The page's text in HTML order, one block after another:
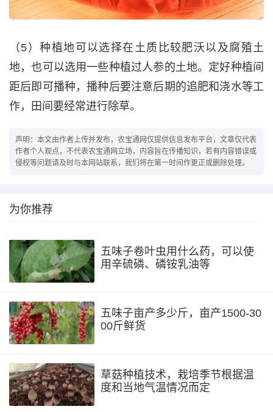
（5）种植地可以选择在土质比较肥沃以及腐殖土
地，也可以选用一些种植过人参的土地。定好种植间
距后即可播种，播种后要注意后期的追肥和浇水等工
作，田间要经常进行除草。
声明：本文由作者上传并发布，农宝通网仅提供信息发布平台，文章仅代表
作者个人观点，不代表农宝通网立场，内容旨在传播知识，若有内容错误或
侵权等问题请及时与本网站联系，我们将在第一时间作更正或删除处理。
为你推荐
五味子卷叶虫用什么药，可以使
用辛硫磷、磷铵乳油等
五味子亩产多少斤，亩产1500-30
00斤鲜货
草菇种植技术，栽培季节根据温
度和当地气温情况而定